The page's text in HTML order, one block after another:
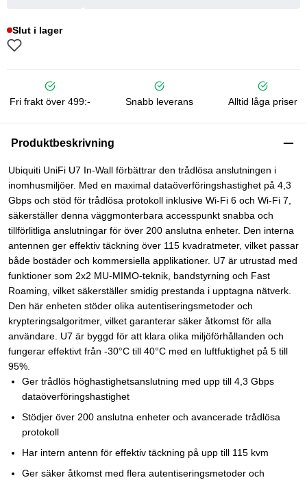
Slut i lager
Fri frakt över 499:- Snabb leverans Alltid låga priser
Produktbeskrivning
Ubiquiti UniFi U7 In-Wall förbättrar den trådlösa anslutningen i
inomhusmiljöer. Med en maximal dataöverföringshastighet på 4,3
Gbps och stöd för trådlösa protokoll inklusive Wi-Fi 6 och Wi-Fi 7,
säkerställer denna väggmonterbara accesspunkt snabba och
tillförlitliga anslutningar för över 200 anslutna enheter. Den interna
antennen ger effektiv täckning över 115 kvadratmeter, vilket passar
både bostäder och kommersiella applikationer. U7 är utrustad med
funktioner som 2x2 MU-MIMO-teknik, bandstyrning och Fast
Roaming, vilket säkerställer smidig prestanda i upptagna nätverk.
Den här enheten stöder olika autentiseringsmetoder och
krypteringsalgoritmer, vilket garanterar säker åtkomst för alla
användare. U7 är byggd för att klara olika miljöförhållanden och
fungerar effektivt från -30°C till 40°C med en luftfuktighet på 5 till
95%.
Ger trådlös höghastighetsanslutning med upp till 4,3 Gbps
dataöverföringshastighet
Stödjer över 200 anslutna enheter och avancerade trådlösa
protokoll
Har intern antenn för effektiv täckning på upp till 115 kvm
Ger säker åtkomst med flera autentiseringsmetoder och